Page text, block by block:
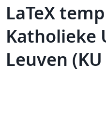
LaTeX
Katholieke
Leuven